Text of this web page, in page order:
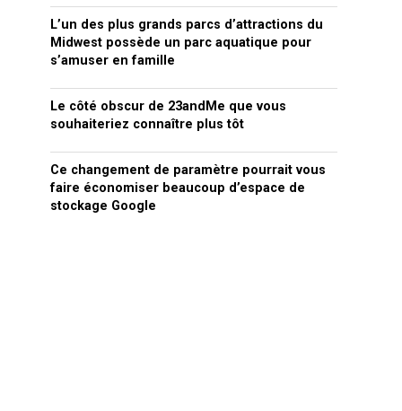
L’un des plus grands parcs d’attractions du
Midwest possède un parc aquatique pour
s’amuser en famille
Le côté obscur de 23andMe que vous
souhaiteriez connaître plus tôt
Ce changement de paramètre pourrait vous
faire économiser beaucoup d’espace de
stockage Google